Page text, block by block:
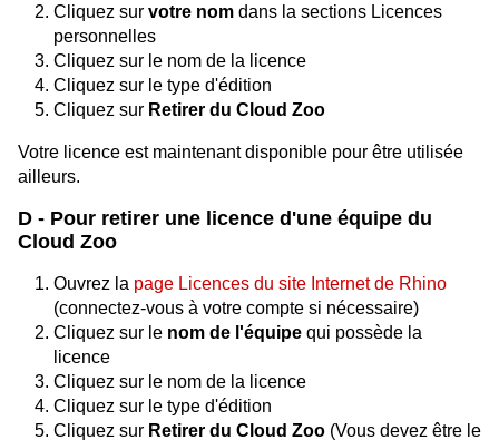
Cliquez sur votre nom dans la sections Licences
personnelles
Cliquez sur le nom de la licence
Cliquez sur le type d'édition
Cliquez sur Retirer du Cloud Zoo
Votre licence est maintenant disponible pour être utilisée
ailleurs.
D - Pour retirer une licence d'une équipe du
Cloud Zoo
Ouvrez la page Licences du site Internet de Rhino
(connectez-vous à votre compte si nécessaire)
Cliquez sur le nom de l'équipe qui possède la
licence
Cliquez sur le nom de la licence
Cliquez sur le type d'édition
Cliquez sur Retirer du Cloud Zoo (Vous devez être le